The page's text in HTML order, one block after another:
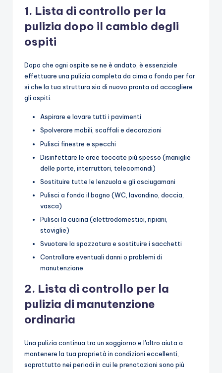
1. Lista di controllo per la
pulizia dopo il cambio degli
ospiti
Dopo che ogni ospite se ne è andato, è essenziale
effettuare una pulizia completa da cima a fondo per far
sì che la tua struttura sia di nuovo pronta ad accogliere
gli ospiti.
Aspirare e lavare tutti i pavimenti
Spolverare mobili, scaffali e decorazioni
Pulisci finestre e specchi
Disinfettare le aree toccate più spesso (maniglie
delle porte, interruttori, telecomandi)
Sostituire tutte le lenzuola e gli asciugamani
Pulisci a fondo il bagno (WC, lavandino, doccia,
vasca)
Pulisci la cucina (elettrodomestici, ripiani,
stoviglie)
Svuotare la spazzatura e sostituire i sacchetti
Controllare eventuali danni o problemi di
manutenzione
2. Lista di controllo per la
pulizia di manutenzione
ordinaria
Una pulizia continua tra un soggiorno e l'altro aiuta a
mantenere la tua proprietà in condizioni eccellenti,
soprattutto nei periodi in cui le prenotazioni sono più